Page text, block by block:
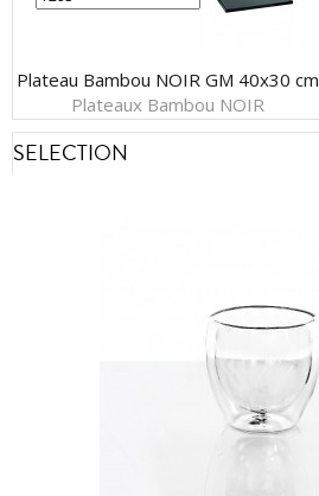
Plateau Bambou NOIR GM 40x30 cm
Plateaux Bambou NOIR
SELECTION